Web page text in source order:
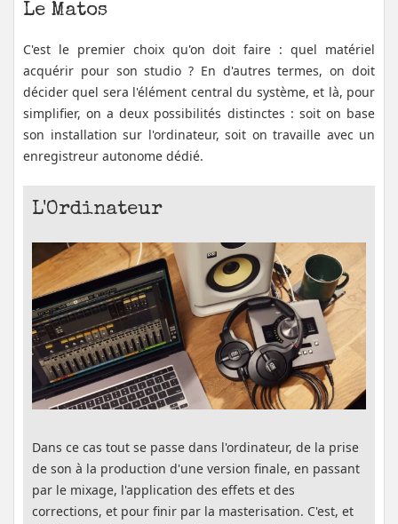
Le Matos
C'est le premier choix qu'on doit faire : quel matériel
acquérir pour son studio ? En d'autres termes, on doit
décider quel sera l'élément central du système, et là, pour
simplifier, on a deux possibilités distinctes : soit on base
son installation sur l'ordinateur, soit on travaille avec un
enregistreur autonome dédié.
L'Ordinateur
Dans ce cas tout se passe dans l'ordinateur, de la prise
de son à la production d'une version finale, en passant
par le mixage, l'application des effets et des
corrections, et pour finir par la masterisation. C'est, et